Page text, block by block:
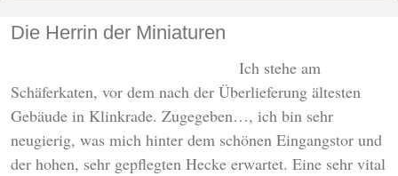
Die Herrin der Miniaturen
Ich stehe am
Schäferkaten, vor dem nach der Überlieferung ältesten
Gebäude in Klinkrade. Zugegeben…, ich bin sehr
neugierig, was mich hinter dem schönen Eingangstor und
der hohen, sehr gepflegten Hecke erwartet. Eine sehr vital